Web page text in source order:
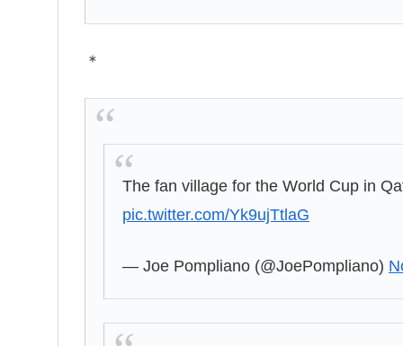
＊
The fan village for the World Cup in
pic.twitter.com/Yk9ujTtlaG
— Joe Pompliano (@JoePompliano)